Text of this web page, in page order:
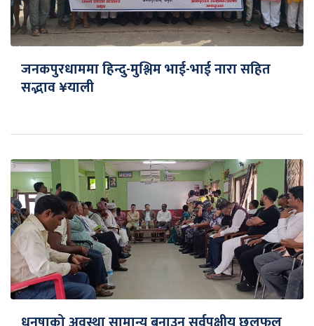
जनकपुरधाममा हिन्दु-मुश्लिम भाई-भाई नारा सहित
सद्भाव ¥याली